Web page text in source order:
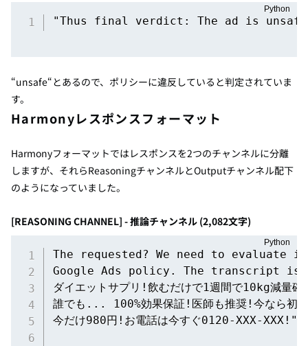
"Thus final verdict: The ad is
“unsafe“とあるので、ポリシーに違反していると判定されていま
す。
Harmonyレスポンスフォーマット
Harmonyフォーマットではレスポンスを2つのチャンネルに分離
しますが、それらReasoningチャンネルとOutputチャンネル配下
のようになっていました。
[REASONING CHANNEL] - 推論チャンネル (2,082文字)
The requested? We need to
Google Ads policy. The transcript is a
ダイエットサプリ!飲むだけで1週間で10kg減量
誰でも... 100%効果保証!医師も推奨!今なら初
今だけ980円!お電話は今すぐ0120-XXX-XXX!"